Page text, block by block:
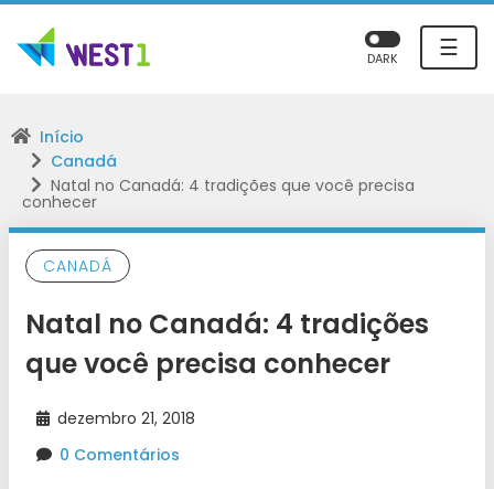
☰
DARK
Início
Canadá
Natal no Canadá: 4 tradições que você precisa
conhecer
CANADÁ
Natal no Canadá: 4 tradições
que você precisa conhecer
dezembro 21, 2018
0 Comentários